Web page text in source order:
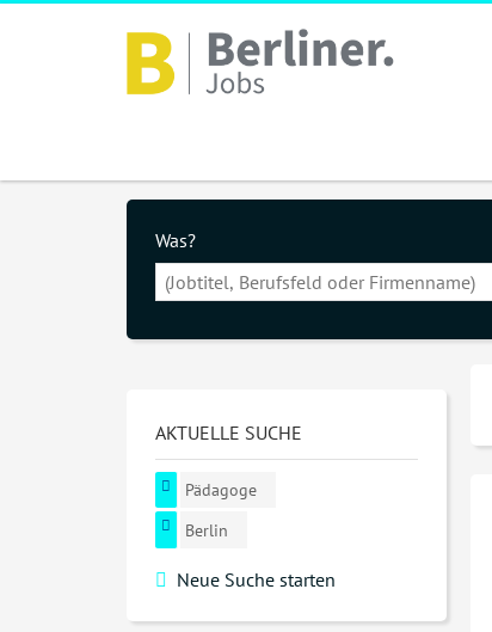
Was?
AKTUELLE SUCHE
Pädagoge
Berlin
Neue Suche starten